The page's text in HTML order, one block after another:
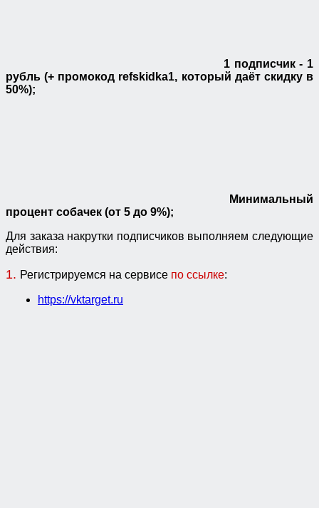
1 подписчик - 1
рубль (+ промокод refskidka1, который даёт скидку в
50%);
Минимальный
процент собачек (от 5 до 9%);
Для заказа накрутки подписчиков выполняем следующие
действия:
1. Регистрируемся на сервисе по ссылке:
https://vktarget.ru